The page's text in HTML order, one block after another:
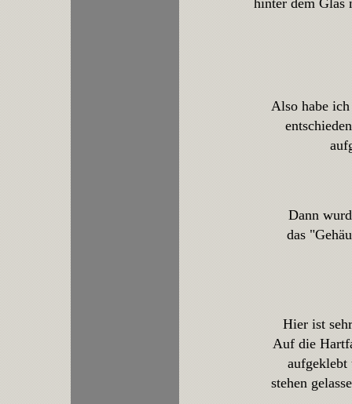
hinter dem Glas
Also habe
Dann
das
Hier ist
Auf die
aufgeklebt
stehen